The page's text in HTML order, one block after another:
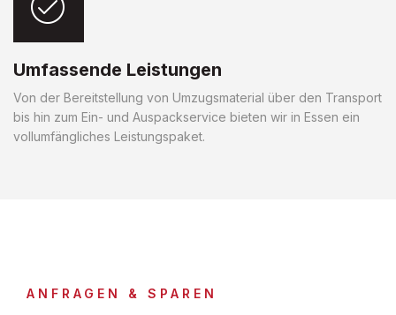
Umfassende Leistungen
Von der Bereitstellung von Umzugsmaterial über den Transport
bis hin zum Ein- und Auspackservice bieten wir in Essen ein
vollumfängliches Leistungspaket.
ANFRAGEN & SPAREN